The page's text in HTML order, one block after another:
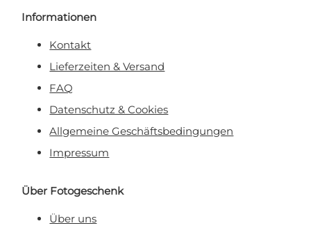
Informationen
Kontakt
Lieferzeiten & Versand
FAQ
Datenschutz & Cookies
Allgemeine Geschäftsbedingungen
Impressum
Über Fotogeschenk
Über uns